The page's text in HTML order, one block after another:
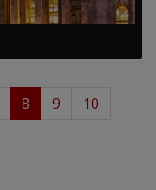
8 9
10